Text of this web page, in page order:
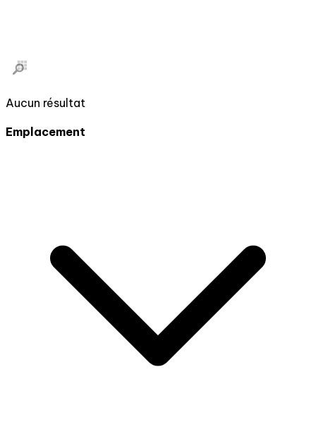
Aucun résultat
Emplacement